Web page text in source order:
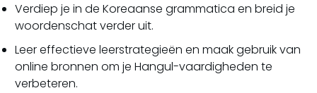
Verdiep je in de Koreaanse grammatica en breid je
woordenschat verder uit.
Leer effectieve leerstrategieën en maak gebruik van
online bronnen om je Hangul-vaardigheden te
verbeteren.